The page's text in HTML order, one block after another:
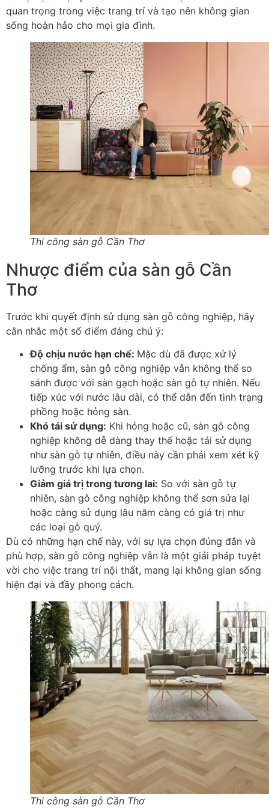
quan trọng trong việc trang trí và tạo nên không gian
sống hoàn hảo cho mọi gia đình.
Thi công sàn gỗ Cần Thơ
Nhược điểm của sàn gỗ Cần
Thơ
Trước khi quyết định sử dụng sàn gỗ công nghiệp, hãy
cân nhắc một số điểm đáng chú ý:
Độ chịu nước hạn chế: Mặc dù đã được xử lý
chống ẩm, sàn gỗ công nghiệp vẫn không thể so
sánh được với sàn gạch hoặc sàn gỗ tự nhiên. Nếu
tiếp xúc với nước lâu dài, có thể dẫn đến tình trạng
phồng hoặc hỏng sàn.
Khó tái sử dụng: Khi hỏng hoặc cũ, sàn gỗ công
nghiệp không dễ dàng thay thế hoặc tái sử dụng
như sàn gỗ tự nhiên, điều này cần phải xem xét kỹ
lưỡng trước khi lựa chọn.
Giảm giá trị trong tương lai: So với sàn gỗ tự
nhiên, sàn gỗ công nghiệp không thể sơn sửa lại
hoặc càng sử dụng lâu năm càng có giá trị như
các loại gỗ quý.
Dù có những hạn chế này, với sự lựa chọn đúng đắn và
phù hợp, sàn gỗ công nghiệp vẫn là một giải pháp tuyệt
vời cho việc trang trí nội thất, mang lại không gian sống
hiện đại và đầy phong cách.
Thi công sàn gỗ Cần Thơ